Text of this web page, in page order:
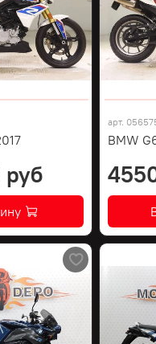
арт.
BMW